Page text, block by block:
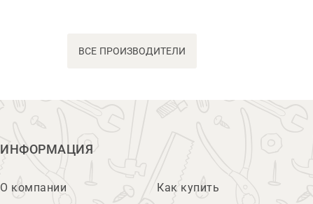
ВСЕ ПРОИЗВОДИТЕЛИ
ИНФОРМАЦИЯ
О компании
Как купить